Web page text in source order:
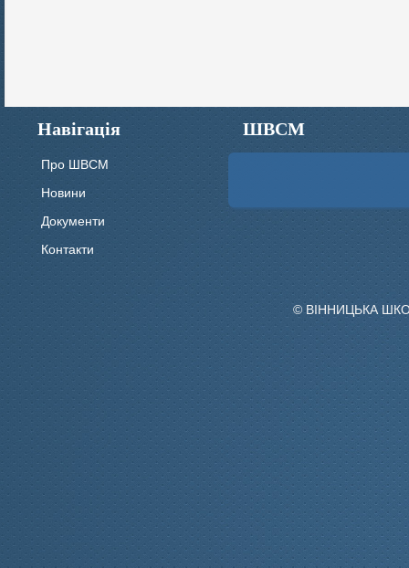
Навігація
Про ШВСМ
Новини
Документи
Контакти
ШВСМ
© ВІННИЦЬКА